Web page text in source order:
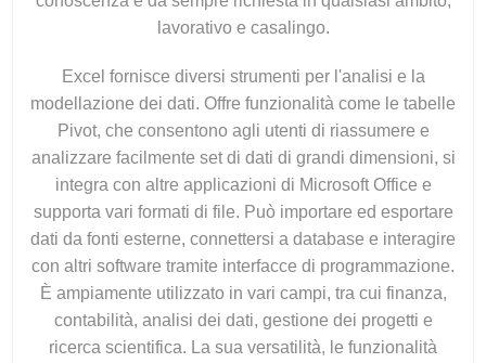
lavorativo e casalingo.
Excel fornisce diversi strumenti per l'analisi e la
modellazione dei dati. Offre funzionalità come le tabelle
Pivot, che consentono agli utenti di riassumere e
analizzare facilmente set di dati di grandi dimensioni, si
integra con altre applicazioni di Microsoft Office e
supporta vari formati di file. Può importare ed esportare
dati da fonti esterne, connettersi a database e interagire
con altri software tramite interfacce di programmazione.
È ampiamente utilizzato in vari campi, tra cui finanza,
contabilità, analisi dei dati, gestione dei progetti e
ricerca scientifica. La sua versatilità, le funzionalità